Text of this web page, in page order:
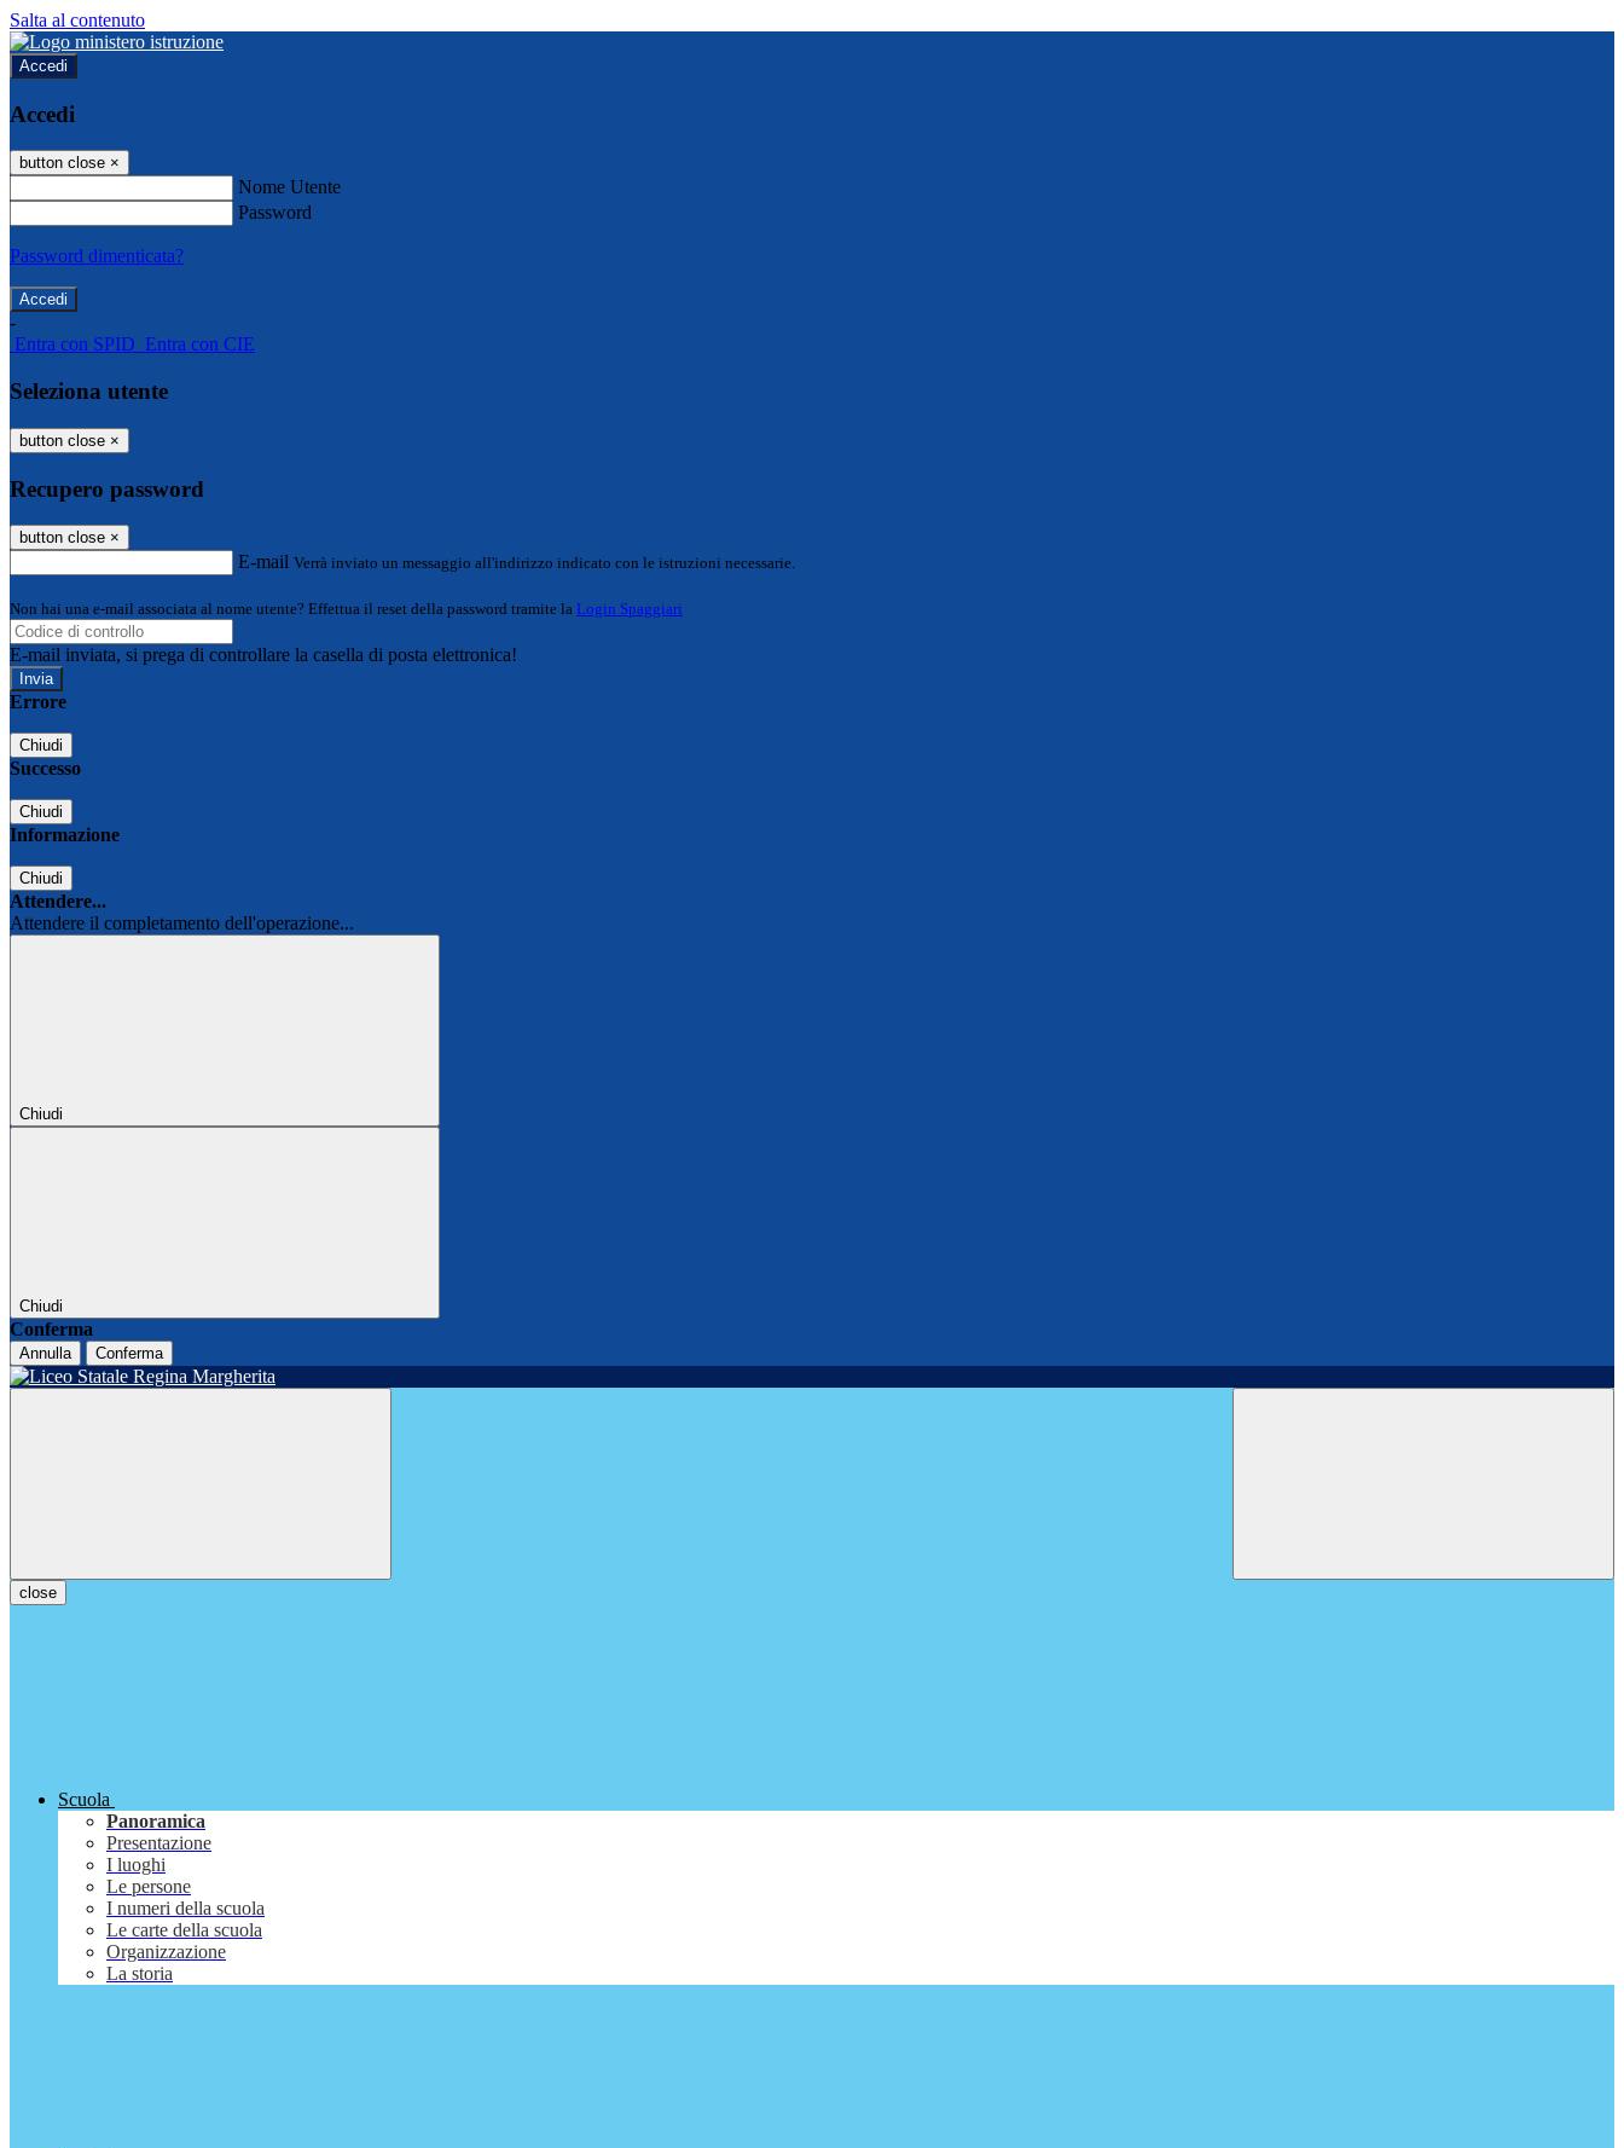
Salta al contenuto
Accedi
Accedi
button close ×
Nome Utente
Password
Password dimenticata?
-
Entra con SPID Entra con CIE
Seleziona utente
button close ×
Recupero password
button close ×
E-mail Verrà inviato un messaggio all'indirizzo indicato con le istruzioni necessarie.
Non hai una e-mail associata al nome utente? Effettua il reset della password tramite la Login Spaggiari
E-mail inviata, si prega di controllare la casella di posta elettronica!
Errore
Chiudi
Successo
Chiudi
Informazione
Chiudi
Attendere...
Attendere il completamento dell'operazione...
Chiudi
Chiudi
Conferma
Annulla Conferma
close
Scuola
Panoramica
Presentazione
I luoghi
Le persone
I numeri della scuola
Le carte della scuola
Organizzazione
La storia